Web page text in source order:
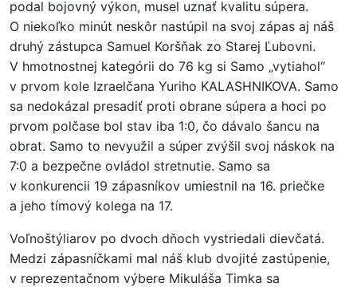
podal bojovný výkon, musel uznať kvalitu súpera.
O niekoľko minút neskôr nastúpil na svoj zápas aj náš
druhý zástupca Samuel Koršňak zo Starej Ľubovni.
V hmotnostnej kategórii do 76 kg si Samo „vytiahol“
v prvom kole Izraelčana Yuriho KALASHNIKOVA. Samo
sa nedokázal presadiť proti obrane súpera a hoci po
prvom polčase bol stav iba 1:0, čo dávalo šancu na
obrat. Samo to nevyužil a súper zvýšil svoj náskok na
7:0 a bezpečne ovládol stretnutie. Samo sa
v konkurencii 19 zápasníkov umiestnil na 16. priečke
a jeho tímový kolega na 17.
Voľnoštýliarov po dvoch dňoch vystriedali dievčatá.
Medzi zápasníčkami mal náš klub dvojité zastúpenie,
v reprezentačnom výbere Mikuláša Timka sa